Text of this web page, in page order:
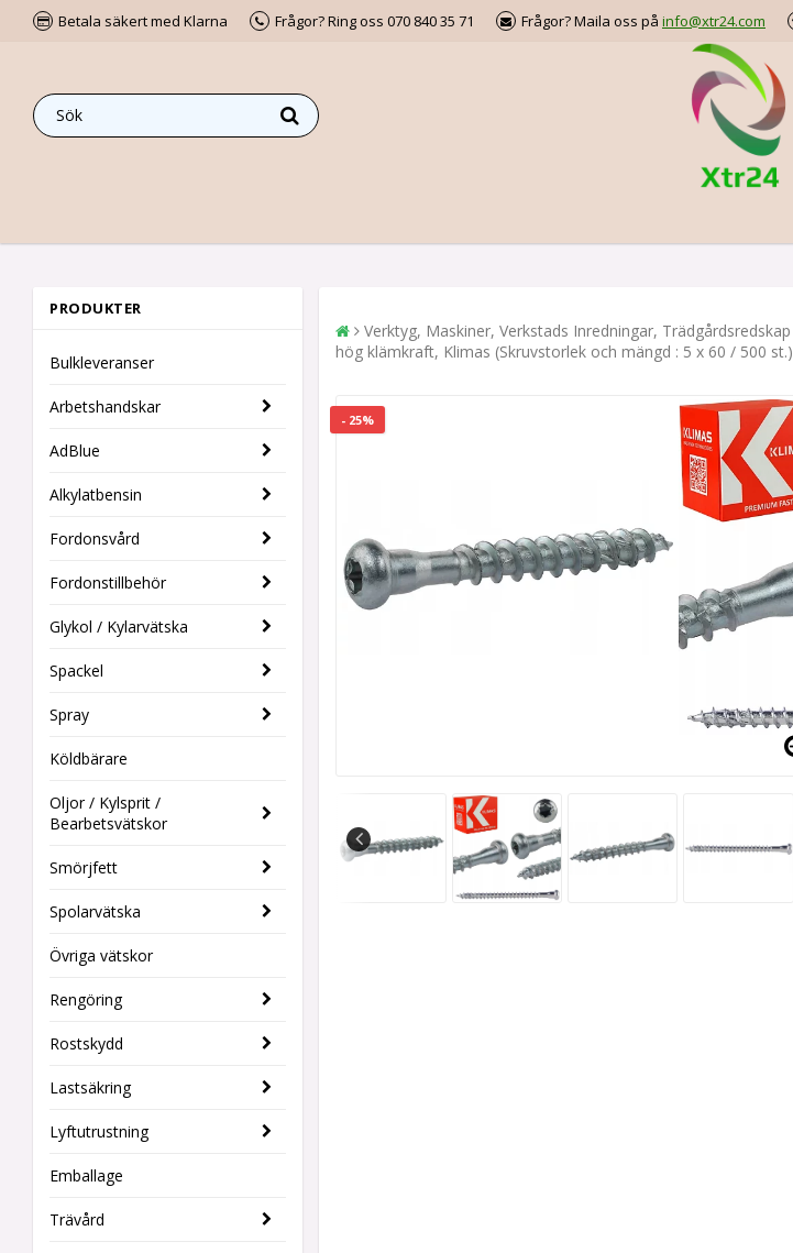
Betala säkert med Klarna Frågor? Ring oss 070 840 35 71 Frågor? Maila oss på info@xtr24.com
PRODUKTER
Bulkleveranser
Arbetshandskar
AdBlue
Alkylatbensin
Fordonsvård
Fordonstillbehör
Glykol / Kylarvätska
Spackel
Spray
Köldbärare
Oljor / Kylsprit /
Bearbetsvätskor
Smörjfett
Spolarvätska
Övriga vätskor
Rengöring
Rostskydd
Lastsäkring
Lyftutrustning
Emballage
Trävård
Verktyg, Maskiner, Verkstads Inredningar, Trädgårdsredskap
hög klämkraft, Klimas (Skruvstorlek och mängd : 5 x 60 / 500 st.)
- 25%